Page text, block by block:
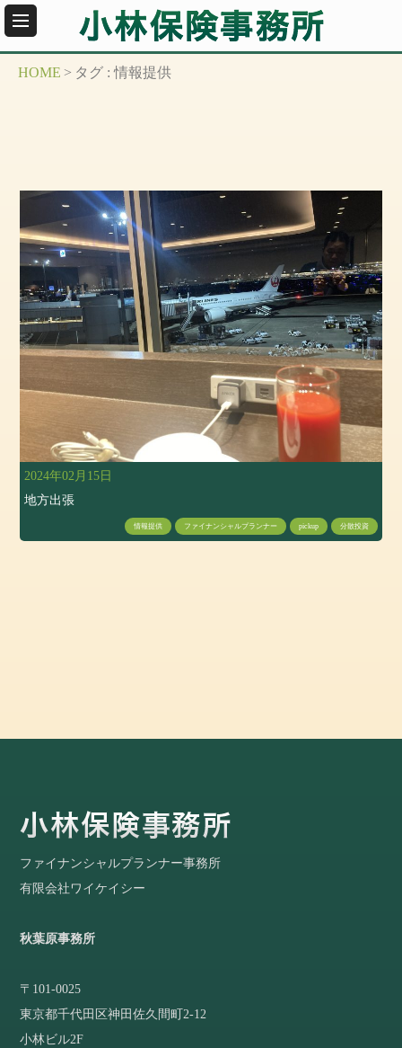
HOME > タグ : 情報提供
2024年02月15日
地方出張
情報提供 ファイナンシャルプランナー pickup 分散投資
ファイナンシャルプランナー事務所
有限会社ワイケイシー
秋葉原事務所
〒101-0025
東京都千代田区神田佐久間町2-12
小林ビル2F